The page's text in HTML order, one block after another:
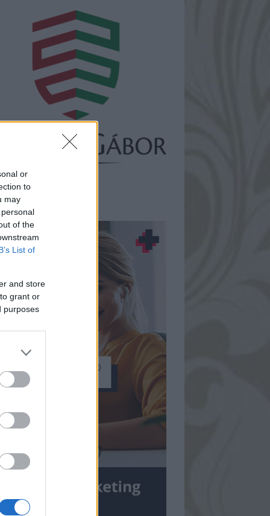
or
to
may
of the
List of
and store
grant or
purposes